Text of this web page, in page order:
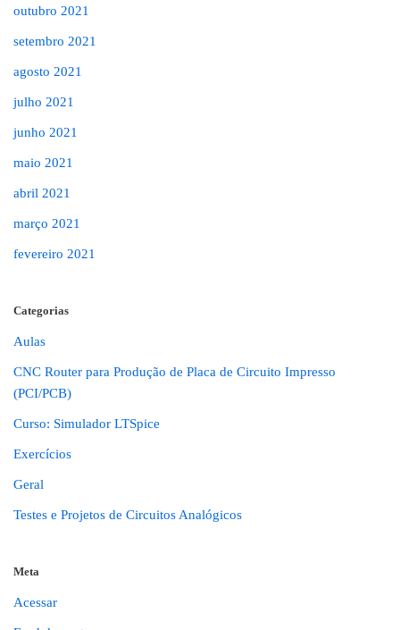
outubro 2021
setembro 2021
agosto 2021
julho 2021
junho 2021
maio 2021
abril 2021
março 2021
fevereiro 2021
Categorias
Aulas
CNC Router para Produção de Placa de Circuito Impresso
(PCI/PCB)
Curso: Simulador LTSpice
Exercícios
Geral
Testes e Projetos de Circuitos Analógicos
Meta
Acessar